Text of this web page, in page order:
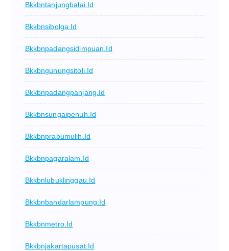
Bkkbntanjungbalai.id
Bkkbnsibolga.id
Bkkbnpadangsidimpuan.id
Bkkbngunungsitoli.id
Bkkbnpadangpanjang.id
Bkkbnsungaipenuh.id
Bkkbnprabumulih.id
Bkkbnpagaralam.id
Bkkbnlubuklinggau.id
Bkkbnbandarlampung.id
Bkkbnmetro.id
Bkkbnjakartapusat.id